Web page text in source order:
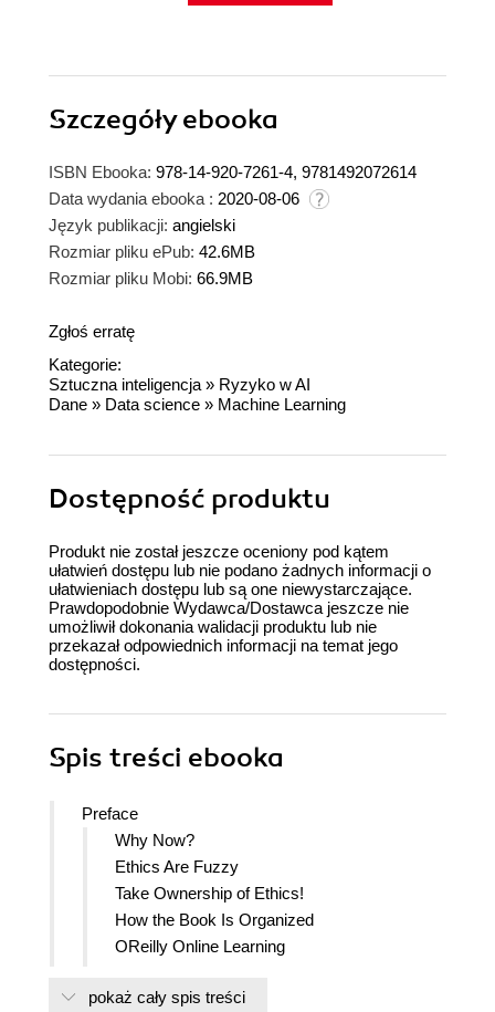
Szczegółyebooka
ISBN Ebooka: 978-14-920-7261-4, 9781492072614
Data wydania ebooka : 2020-08-06
Język publikacji: angielski
Rozmiar pliku ePub: 42.6MB
Rozmiar pliku Mobi: 66.9MB
Zgłoś erratę
Kategorie:
Sztuczna inteligencja » Ryzyko w AI
Dane » Data science » Machine Learning
Dostępność produktu
Produkt nie został jeszcze oceniony pod kątem
ułatwień dostępu lub nie podano żadnych informacji o
ułatwieniach dostępu lub są one niewystarczające.
Prawdopodobnie Wydawca/Dostawca jeszcze nie
umożliwił dokonania walidacji produktu lub nie
przekazał odpowiednich informacji na temat jego
dostępności.
Spis treści ebooka
Preface
Why Now?
Ethics Are Fuzzy
Take Ownership of Ethics!
How the Book Is Organized
OReilly Online Learning
Acknowledgments
pokaż cały spis treści